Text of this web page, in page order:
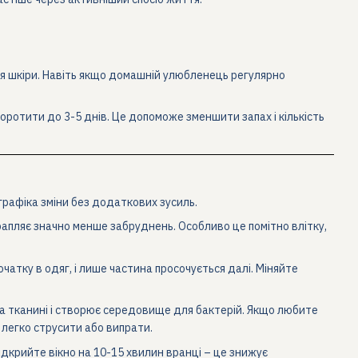
шкіри. Навіть якщо домашній улюбленець регулярно
до 3-5 днів. Це допоможе зменшити запах і кількість
зміни без додаткових зусиль.
значно менше забруднень. Особливо це помітно влітку,
в одяг, і лише частина просочується далі. Міняйте
тканині і створює середовище для бактерій. Якщо любите
струсити або випрати.
вікно на 10-15 хвилин вранці – це знижує